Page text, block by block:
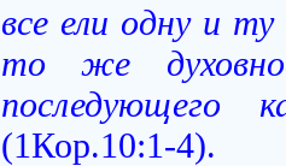
все ели одну и
то же
(1Кор.10:1-4).